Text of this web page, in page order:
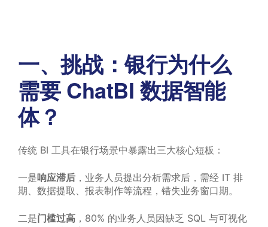
一、挑战：银行为什么
需要 ChatBI 数据智能
体？
传统 BI 工具在银行场景中暴露出三大核心短板：
一是响应滞后 ，业务人员提出分析需求后，需经 IT 排
期、数据提取、报表制作等流程，错失业务窗口期。
二是门槛过高 ，80% 的业务人员因缺乏 SQL 与可视化